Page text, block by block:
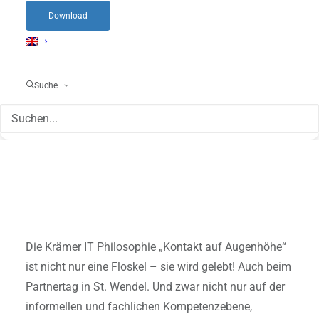
Download
Suche
Die Krämer IT Philosophie „Kontakt auf Augenhöhe“
ist nicht nur eine Floskel – sie wird gelebt! Auch beim
Partnertag in St. Wendel. Und zwar nicht nur auf der
informellen und fachlichen Kompetenzebene,